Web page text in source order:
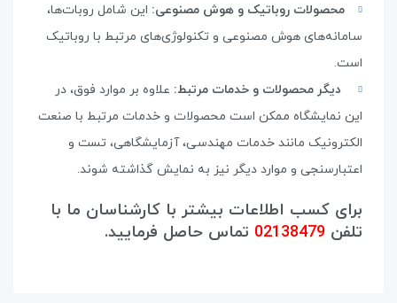
محصولات روباتیک و هوش مصنوعی: این شامل روبات‌ها،
سامانه‌های هوش مصنوعی و تکنولوژی‌های مرتبط با روباتیک
است.
دیگر محصولات و خدمات مرتبط: علاوه بر موارد فوق، در
این نمایشگاه ممکن است محصولات و خدمات مرتبط با صنعت
الکترونیک مانند خدمات مهندسی، آزمایشگاهی، تست و
اعتبارسنجی و موارد دیگر نیز به نمایش گذاشته شوند.
برای کسب اطلاعات بیشتر با کارشناسان ما با
تلفن 02138479 تماس حاصل فرمایید.